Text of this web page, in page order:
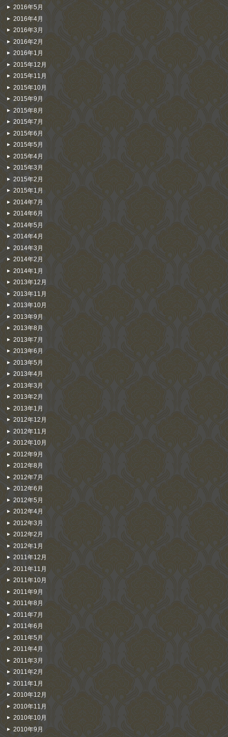
2016年5月
2016年4月
2016年3月
2016年2月
2016年1月
2015年12月
2015年11月
2015年10月
2015年9月
2015年8月
2015年7月
2015年6月
2015年5月
2015年4月
2015年3月
2015年2月
2015年1月
2014年7月
2014年6月
2014年5月
2014年4月
2014年3月
2014年2月
2014年1月
2013年12月
2013年11月
2013年10月
2013年9月
2013年8月
2013年7月
2013年6月
2013年5月
2013年4月
2013年3月
2013年2月
2013年1月
2012年12月
2012年11月
2012年10月
2012年9月
2012年8月
2012年7月
2012年6月
2012年5月
2012年4月
2012年3月
2012年2月
2012年1月
2011年12月
2011年11月
2011年10月
2011年9月
2011年8月
2011年7月
2011年6月
2011年5月
2011年4月
2011年3月
2011年2月
2011年1月
2010年12月
2010年11月
2010年10月
2010年9月